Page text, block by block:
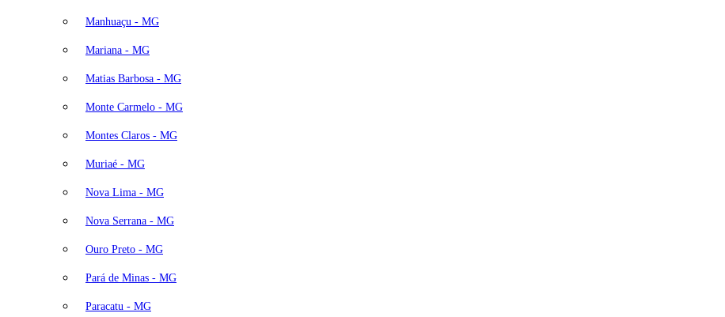
Manhuaçu - MG
Mariana - MG
Matias Barbosa - MG
Monte Carmelo - MG
Montes Claros - MG
Muriaé - MG
Nova Lima - MG
Nova Serrana - MG
Ouro Preto - MG
Pará de Minas - MG
Paracatu - MG